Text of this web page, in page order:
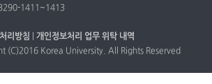
1411~1413
리방침
개인정보처리 업무 위탁 내역
(C)2016 Korea University. All Rights Reserved